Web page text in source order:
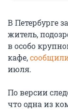
В Петербурге
житель,
в особо
кафе,
июля.
По версии
что одна из